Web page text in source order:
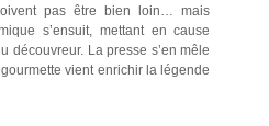
pas être bien loin… mais
s’ensuit, mettant en cause
découvreur. La presse s’en mêle
vient enrichir la légende